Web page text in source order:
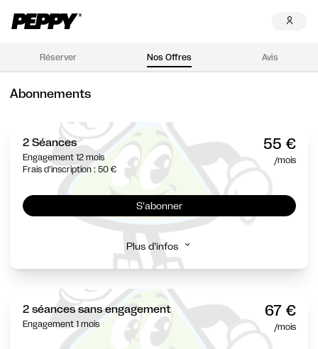
Réserver Nos Offres Avis
Abonnements
2 Séances
Engagement 12 mois
Frais d'inscription : 50 €
55 €
/mois
S'abonner
Plus d'infos
2 séances sans engagement
Engagement 1 mois
67 €
/mois